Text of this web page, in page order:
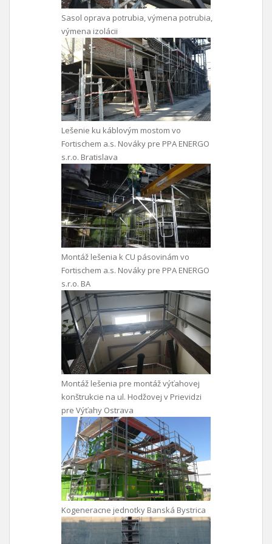
Sasol oprava potrubia, výmena potrubia,
výmena izolácii
Lešenie ku káblovým mostom vo
Fortischem a.s. Nováky pre PPA ENERGO
s.r.o. Bratislava
Montáž lešenia k CU pásovinám vo
Fortischem a.s. Nováky pre PPA ENERGO
s.r.o. BA
Montáž lešenia pre montáž výťahovej
konštrukcie na ul. Hodžovej v Prievidzi
pre Výťahy Ostrava
Kogeneracne jednotky Banská Bystrica